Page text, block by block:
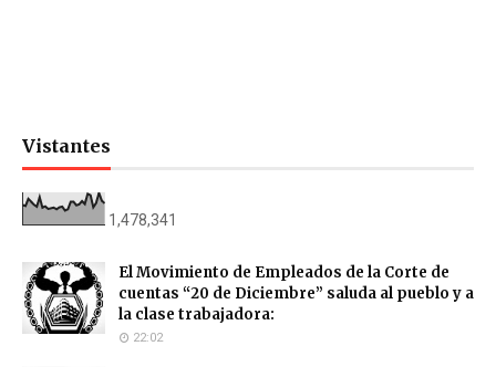
Vistantes
1,478,341
El Movimiento de Empleados de la Corte de
cuentas “20 de Diciembre” saluda al pueblo y a
la clase trabajadora:
22:02